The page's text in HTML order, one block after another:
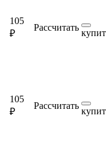
105
₽
Рассчитать
105
₽
Рассчитать